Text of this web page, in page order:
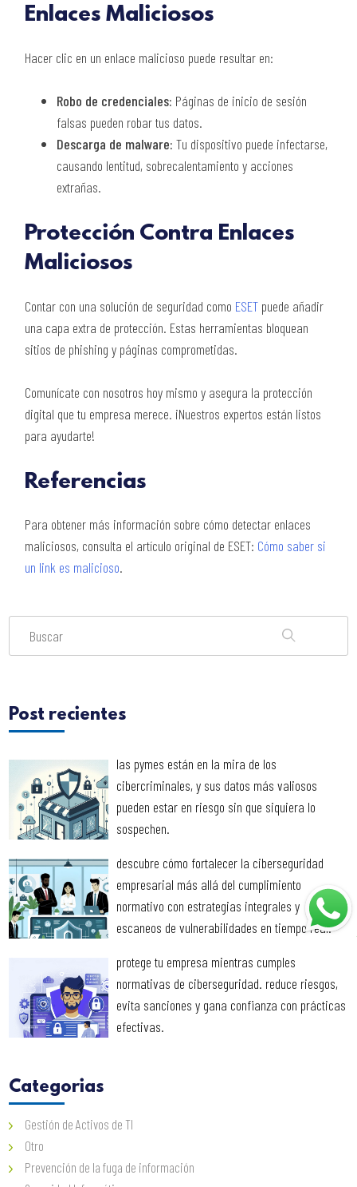
Enlaces Maliciosos
Hacer clic en un enlace malicioso puede resultar en:
Robo de credenciales: Páginas de inicio de sesión
falsas pueden robar tus datos.
Descarga de malware: Tu dispositivo puede infectarse,
causando lentitud, sobrecalentamiento y acciones
extrañas.
Protección Contra Enlaces
Maliciosos
Contar con una solución de seguridad como ESET puede añadir
una capa extra de protección. Estas herramientas bloquean
sitios de phishing y páginas comprometidas.
Comunícate con nosotros hoy mismo y asegura la protección
digital que tu empresa merece. ¡Nuestros expertos están listos
para ayudarte!
Referencias
Para obtener más información sobre cómo detectar enlaces
maliciosos, consulta el artículo original de ESET: Cómo saber si
un link es malicioso.
Post recientes
las pymes están en la mira de los
cibercriminales, y sus datos más valiosos
pueden estar en riesgo sin que siquiera lo
sospechen.
descubre cómo fortalecer la ciberseguridad
empresarial más allá del cumplimiento
normativo con estrategias integrales y
escaneos de vulnerabilidades en tiempo real.
protege tu empresa mientras cumples
normativas de ciberseguridad. reduce riesgos,
evita sanciones y gana confianza con prácticas
efectivas.
Categorias
Gestión de Activos de TI
Otro
Prevención de la fuga de información